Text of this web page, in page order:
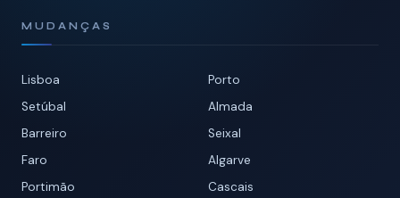
MUDANÇAS
Lisboa
Porto
Setúbal
Almada
Barreiro
Seixal
Faro
Algarve
Portimão
Cascais